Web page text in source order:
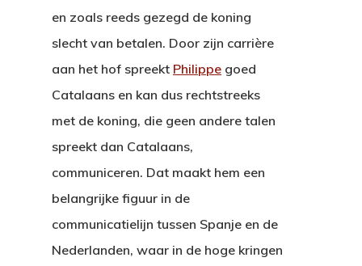
en zoals reeds gezegd de koning
slecht van betalen. Door zijn carrière
aan het hof spreekt Philippe goed
Catalaans en kan dus rechtstreeks
met de koning, die geen andere talen
spreekt dan Catalaans,
communiceren. Dat maakt hem een
belangrijke figuur in de
communicatielijn tussen Spanje en de
Nederlanden, waar in de hoge kringen